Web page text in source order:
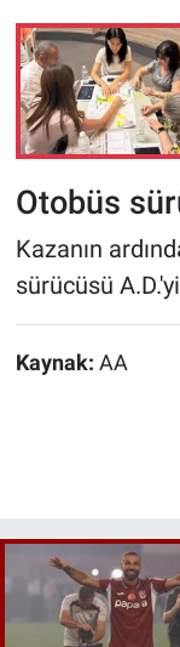
Otobüs
Kazanın
sürücüsü
Kaynak: AA